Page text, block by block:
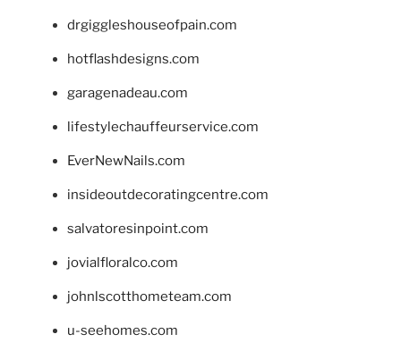
drgiggleshouseofpain.com
hotflashdesigns.com
garagenadeau.com
lifestylechauffeurservice.com
EverNewNails.com
insideoutdecoratingcentre.com
salvatoresinpoint.com
jovialfloralco.com
johnlscotthometeam.com
u-seehomes.com